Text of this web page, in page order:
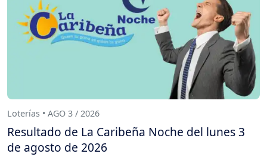
Loterías • AGO 3 / 2026
Resultado de La Caribeña Noche del lunes 3
de agosto de 2026